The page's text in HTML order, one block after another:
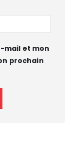
mail et mon
prochain